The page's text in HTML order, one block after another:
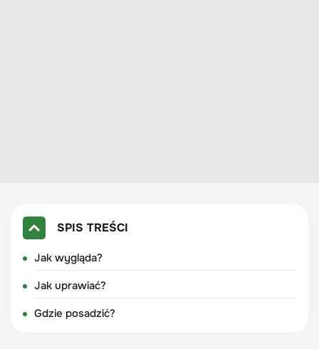
SPIS TREŚCI
Jak wygląda?
Jak uprawiać?
Gdzie posadzić?